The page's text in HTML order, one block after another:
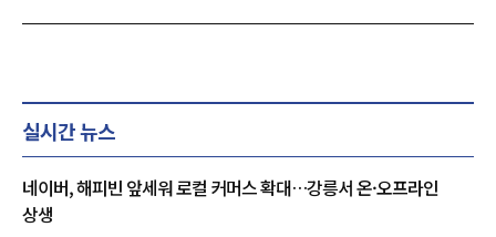
실시간 뉴스
네이버, 해피빈 앞세워 로컬 커머스 확대…강릉서 온·오프라인
상생